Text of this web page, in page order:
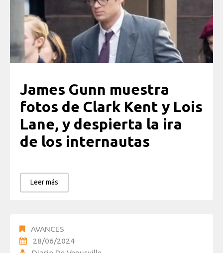
James Gunn muestra
fotos de Clark Kent y Lois
Lane, y despierta la ira
de los internautas
Leer más
AVANCES
28/06/2024